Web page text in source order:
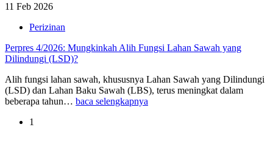
11 Feb 2026
Perizinan
Perpres 4/2026: Mungkinkah Alih Fungsi Lahan Sawah yang
Dilindungi (LSD)?
Alih fungsi lahan sawah, khususnya Lahan Sawah yang Dilindungi
(LSD) dan Lahan Baku Sawah (LBS), terus meningkat dalam
beberapa tahun… baca selengkapnya
1